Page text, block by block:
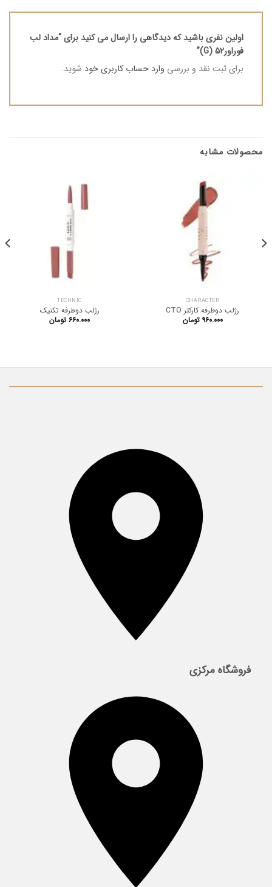
اولین نفری باشید که دیدگاهی را ارسال می کنید برای “مداد لب
فوراور52 (G)”
برای ثبت نقد و بررسی وارد حساب کاربری خود شوید.
محصولات مشابه
CHARACTER
رژلب دوطرفه کارکتر CTO
۹۶۰.۰۰۰ تومان
TECHNIC
رژلب دوطرفه تکنیک
۶۶۰.۰۰۰ تومان
فروشگاه مرکزی